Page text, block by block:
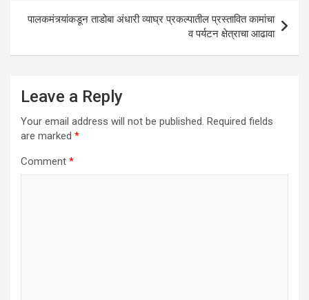
पालकमंत्र्यांकडून ताडोबा अंधारी व्याघ्र प्रकल्पातील प्रस्तावित कामांचा
व पर्यटन क्षेत्राचा आढावा
Leave a Reply
Your email address will not be published. Required fields
are marked *
Comment *